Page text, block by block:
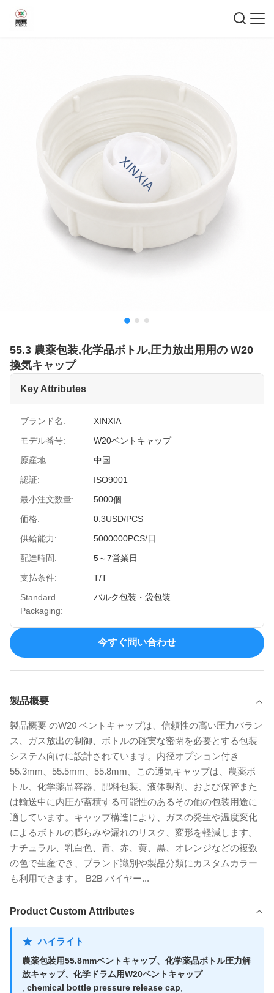
55.3 農薬包装,化学品ボトル,圧力放出用用の W20
換気キャップ
Key Attributes
ブランド名:
XINXIA
モデル番号:
W20ベントキャップ
原産地:
中国
認証:
ISO9001
最小注文数量:
5000個
価格:
0.3USD/PCS
供給能力:
5000000PCS/日
配達時間:
5～7営業日
支払条件:
T/T
Standard
Packaging:
バルク包装・袋包装
今すぐ問い合わせ
製品概要
製品概要 のW20 ベン​​トキャップは、信頼性の高い圧力バラン
ス、ガス放出の制御、ボトルの確実な密閉を必要とする包装
システム向けに設計されています。内径オプション付き
55.3mm、55.5mm、55.8mm、この通気キャップは、農薬ボ
トル、化学薬品容器、肥料包装、液体製剤、および保管また
は輸送中に内圧が蓄積する可能性のあるその他の包装用途に
適しています。キャップ構造により、ガスの発生や温度変化
によるボトルの膨らみや漏れのリスク、変形を軽減します。
ナチュラル、乳白色、青、赤、黄、黒、オレンジなどの複数
の色で生産でき、ブランド識別や製品分類にカスタムカラー
も利用できます。 B2B バイヤー...
Product Custom Attributes
ハイライト
農薬包装用55.8mmベントキャップ、化学薬品ボトル圧力解
放キャップ、化学ドラム用W20ベントキャップ
chemical bottle pressure release cap